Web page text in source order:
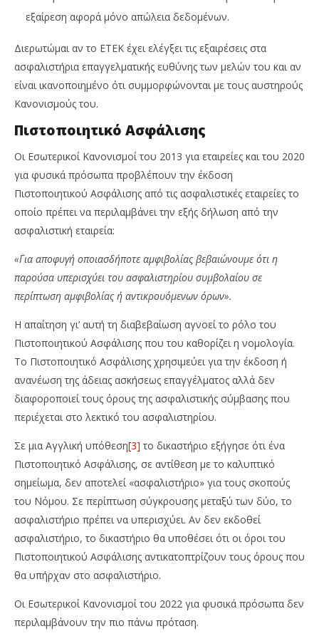
εξαίρεση αφορά μόνο απώλεια δεδομένων.
Διερωτώμαι αν το ΕΤΕΚ έχει ελέγξει τις εξαιρέσεις στα
ασφαλιστήρια επαγγελματικής ευθύνης των μελών του και αν
είναι ικανοποιημένο ότι συμμορφώνονται με τους αυστηρούς
Κανονισμούς του.
Πιστοποιητικό Ασφάλισης
Οι Εσωτερικοί Κανονισμοί του 2013 για εταιρείες και του 2020
για φυσικά πρόσωπα προβλέπουν την έκδοση
Πιστοποιητικού Ασφάλισης από τις ασφαλιστικές εταιρείες το
οποίο πρέπει να περιλαμβάνει την εξής δήλωση από την
ασφαλιστική εταιρεία:
«Για αποφυγή οποιασδήποτε αμφιβολίας βεβαιώνουμε ότι η
παρούσα υπερισχύει του ασφαλιστηρίου συμβολαίου σε
περίπτωση αμφιβολίας ή αντικρουόμενων όρων».
Η απαίτηση γι’ αυτή τη διαβεβαίωση αγνοεί το ρόλο του
Πιστοποιητικού Ασφάλισης που του καθορίζει η νομολογία.
Το Πιστοποιητικό Ασφάλισης χρησιμεύει για την έκδοση ή
ανανέωση της άδειας ασκήσεως επαγγέλματος αλλά δεν
διαφοροποιεί τους όρους της ασφαλιστικής σύμβασης που
περιέχεται στο λεκτικό του ασφαλιστηρίου.
Σε μια Αγγλική υπόθεση[3] το δικαστήριο εξήγησε ότι ένα
Πιστοποιητικό Ασφάλισης, σε αντίθεση με το καλυπτικό
σημείωμα, δεν αποτελεί «ασφαλιστήριο» για τους σκοπούς
του Νόμου. Σε περίπτωση σύγκρουσης μεταξύ των δύο, το
ασφαλιστήριο πρέπει να υπερισχύει. Αν δεν εκδοθεί
ασφαλιστήριο, το δικαστήριο θα υποθέσει ότι οι όροι του
Πιστοποιητικού Ασφάλισης αντικατοπτρίζουν τους όρους που
θα υπήρχαν στο ασφαλιστήριο.
Οι Εσωτερικοί Κανονισμοί του 2022 για φυσικά πρόσωπα δεν
περιλαμβάνουν την πιο πάνω πρόταση.